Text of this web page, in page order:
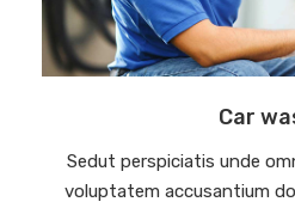
Car
Sedut perspiciatis unde
voluptatem accusantium